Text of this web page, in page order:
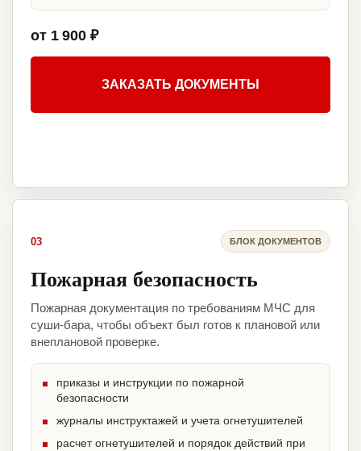
от 1 900 ₽
ЗАКАЗАТЬ ДОКУМЕНТЫ
03 БЛОК ДОКУМЕНТОВ
Пожарная безопасность
Пожарная документация по требованиям МЧС для
суши-бара, чтобы объект был готов к плановой или
внеплановой проверке.
приказы и инструкции по пожарной
безопасности
журналы инструктажей и учета огнетушителей
расчет огнетушителей и порядок действий при